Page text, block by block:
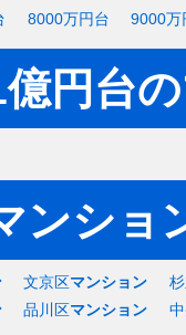
8000万円台 9000万
円台
ンショ
文京区マンション
品川区マンション